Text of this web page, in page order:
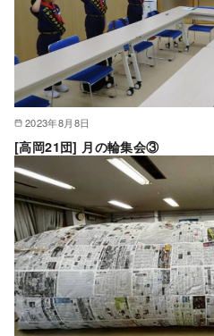
2023年8月8日
[高岡21団] 月の輪集会③